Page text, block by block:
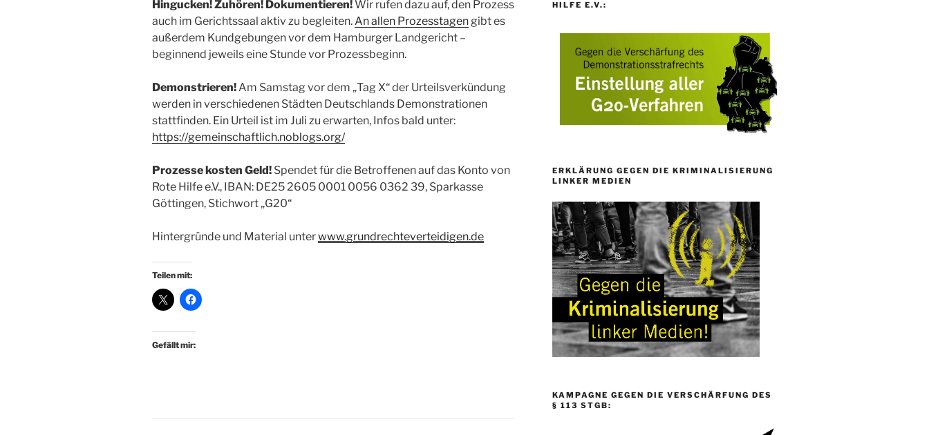
Hingucken! Zuhören! Dokumentieren!Wir rufen dazu auf, den Prozess
auch im Gerichtssaal aktiv zu begleiten.An allen Prozesstagengibt es
außerdem Kundgebungen vor dem Hamburger Landgericht –
beginnend jeweils eine Stunde vor Prozessbeginn.
Demonstrieren!Am Samstag vor dem „Tag X“ der Urteilsverkündung
werden in verschiedenen Städten Deutschlands Demonstrationen
stattfinden. Ein Urteil ist im Juli zu erwarten, Infos bald unter:
https://gemeinschaftlich.noblogs.org/
Prozesse kosten Geld! Spendet für die Betroffenen auf das Konto von
Rote Hilfe e.V., IBAN: DE25 2605 0001 0056 0362 39, Sparkasse
Göttingen, Stichwort „G20“
Hintergründe und Material unterwww.grundrechteverteidigen.de
Teilen mit:
Gefällt mir:
HILFE E.V.:
ERKLÄRUNG GEGEN DIE KRIMINALISIERUNG
LINKER MEDIEN
KAMPAGNE GEGEN DIE VERSCHÄRFUNG DES
§ 113 STGB: